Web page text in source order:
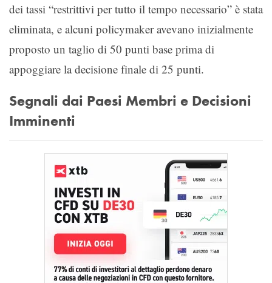
dei tassi “restrittivi per tutto il tempo necessario” è stata
eliminata, e alcuni policymaker avevano inizialmente
proposto un taglio di 50 punti base prima di
appoggiare la decisione finale di 25 punti.
Segnali dai Paesi Membri e Decisioni
Imminenti